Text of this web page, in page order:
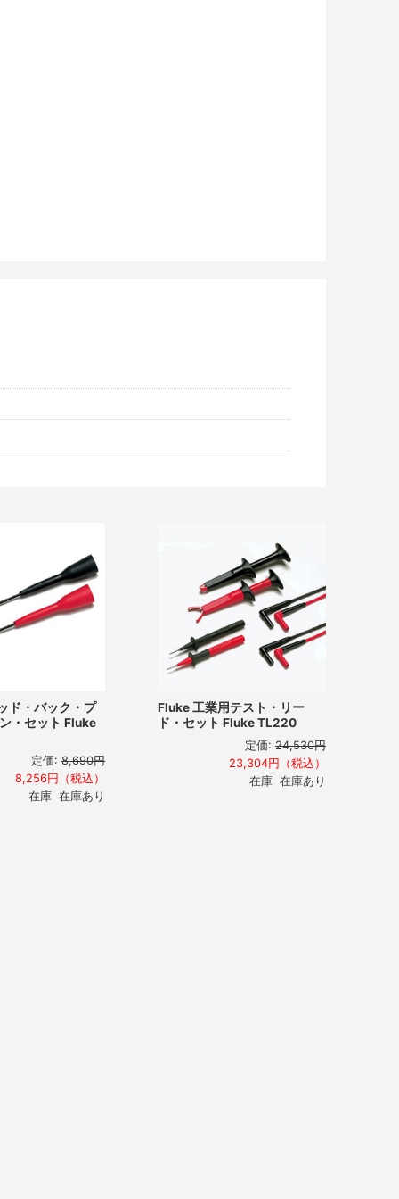
ド・バック・プ
・セット Fluke
定価: 8,690円
8,256円（税込）
在庫 在庫あり
Fluke 工業用テスト・リー
ド・セット Fluke TL220
定価: 24,530円
23,304円（税込）
在庫 在庫あり